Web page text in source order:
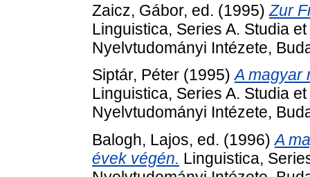
Zaicz, Gábor, ed. (1995)Zur
Linguistica, Series A. Studia
Nyelvtudományi Intézete,
Siptár, Péter (1995)A magyar
Linguistica, Series A. Studia
Nyelvtudományi Intézete,
Balogh, Lajos, ed. (1996)A
évek végén. Linguistica,